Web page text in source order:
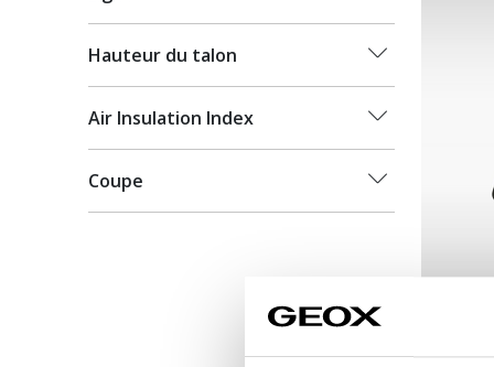
Hauteur du talon
Air Insulation Index
Coupe